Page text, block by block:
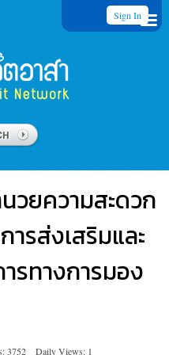
Sign In
วยความสะดวก
รส่งเสริมและ
รทางการมอง
3752
Daily Views: 1